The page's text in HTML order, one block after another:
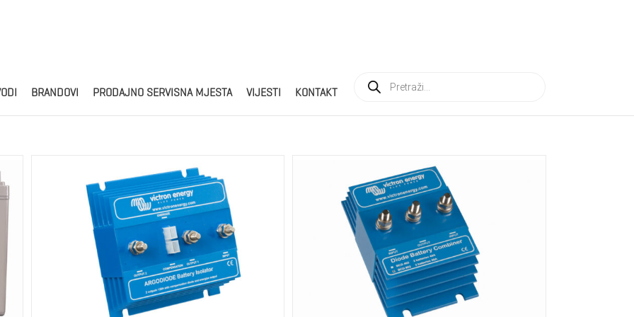
BRANDOVI PRODAJNO SERVISNA MJESTA VIJESTI KONTAKT
Products
search